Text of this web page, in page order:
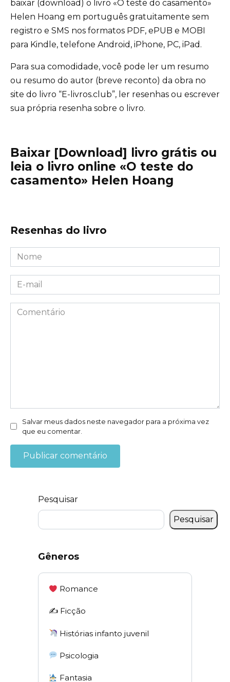
baixar (download) o livro «O teste do casamento»
Helen Hoang em português gratuitamente sem
registro e SMS nos formatos PDF, ePUB e MOBI
para Kindle, telefone Android, iPhone, PC, iPad.
Para sua comodidade, você pode ler um resumo
ou resumo do autor (breve reconto) da obra no
site do livro “E-livros.club”, ler resenhas ou escrever
sua própria resenha sobre o livro.
Baixar [Download] livro grátis ou
leia o livro online «O teste do
casamento» Helen Hoang
Resenhas do livro
Nome
*
E-
mail
*Comentário
Salvar meus dados neste navegador para a próxima vez
que eu comentar.
Pesquisar
Pesquisar
Gêneros
Romance
✍️ Ficção
Histórias infanto juvenil
Psicologia
Fantasia